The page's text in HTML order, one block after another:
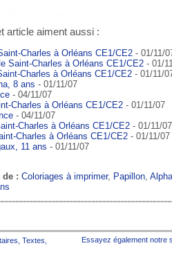
article aiment aussi :
Charles à Orléans CE1/CE2 - 01/11/
Saint-Charles à Orléans CE1/CE2 - 01/
Charles à Orléans CE1/CE2 - 01/11/
8 ans - 01/11/07
- 04/11/07
Charles à Orléans CE1/CE2 - 01/11/07
- 04/11/07
Charles à Orléans CE1/CE2 - 01/11/07
Charles à Orléans CE1/CE2 - 01/11/07
11 ans - 01/11/07
de : Coloriages à imprimer, Papillon
Textes Essayez également notre